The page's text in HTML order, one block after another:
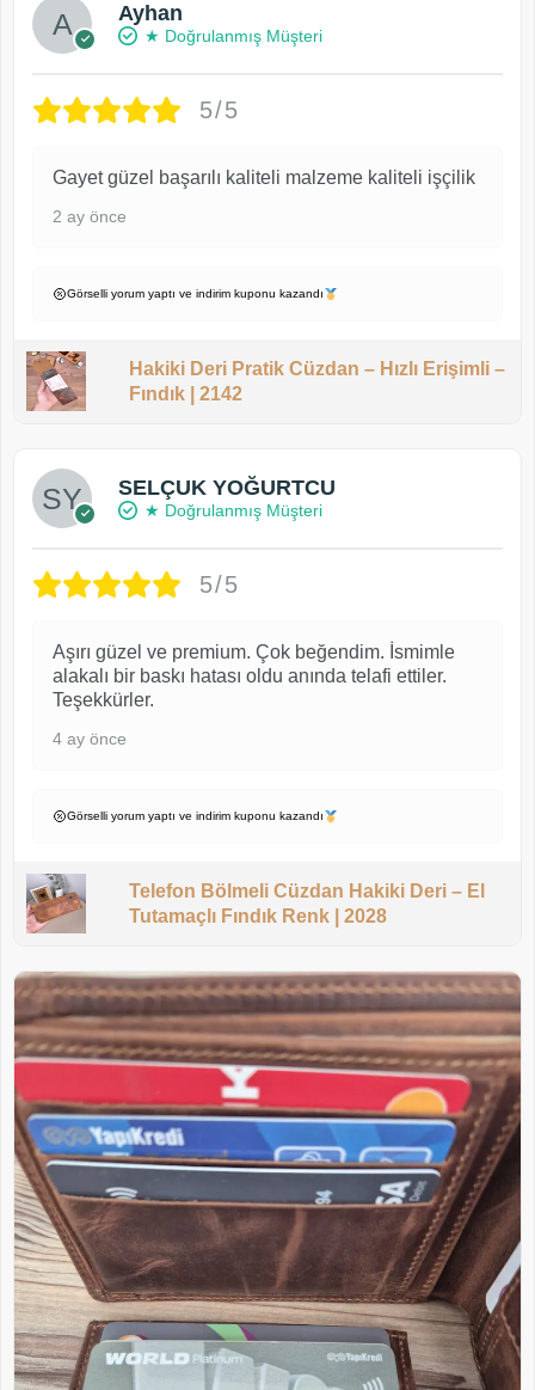
Ayhan
★ Doğrulanmış Müşteri
5/5
Gayet güzel başarılı kaliteli malzeme kaliteli işçilik
2 ay önce
Görselli yorum yaptı ve indirim kuponu kazandı
Hakiki Deri Pratik Cüzdan – Hızlı Erişimli –
Fındık | 2142
SELÇUK YOĞURTCU
★ Doğrulanmış Müşteri
5/5
Aşırı güzel ve premium. Çok beğendim. İsmimle
alakalı bir baskı hatası oldu anında telafi ettiler.
Teşekkürler.
4 ay önce
Görselli yorum yaptı ve indirim kuponu kazandı
Telefon Bölmeli Cüzdan Hakiki Deri – El
Tutamaçlı Fındık Renk | 2028